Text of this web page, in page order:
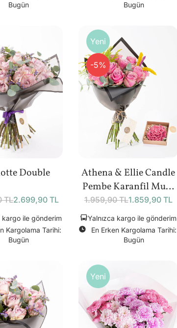
Bugün
Bugün
Double
TL2.699,90 TL
kargo ile gönderim
Kargolama Tarihi:
Bugün
Yeni
-5%
Athena & Ellie Candle
Pembe Karanfil Mum
Bundle
1.959,90 TL1.859,90 TL
Yalnızca kargo ile gönderim
En Erken Kargolama Tarihi:
Bugün
Yeni